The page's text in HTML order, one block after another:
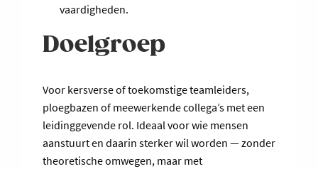
vaardigheden.
Doelgroep
Voor kersverse of toekomstige teamleiders,
ploegbazen of meewerkende collega’s met een
leidinggevende rol. Ideaal voor wie mensen
aanstuurt en daarin sterker wil worden — zonder
theoretische omwegen, maar met